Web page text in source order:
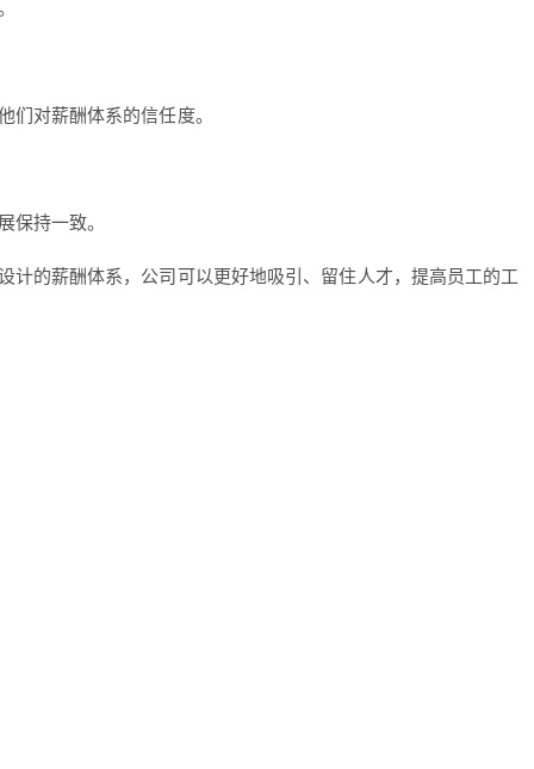
对薪酬体系的信任度。
保持一致。
的薪酬体系，公司可以更好地吸引、留住人才，提高员工的工